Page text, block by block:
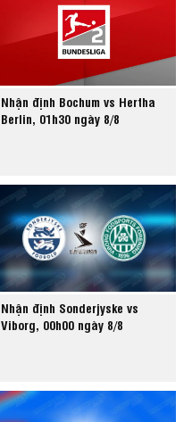
Nhận định Bochum vs Hertha
Berlin, 01h30 ngày 8/8
Nhận định Sonderjyske vs
Viborg, 00h00 ngày 8/8